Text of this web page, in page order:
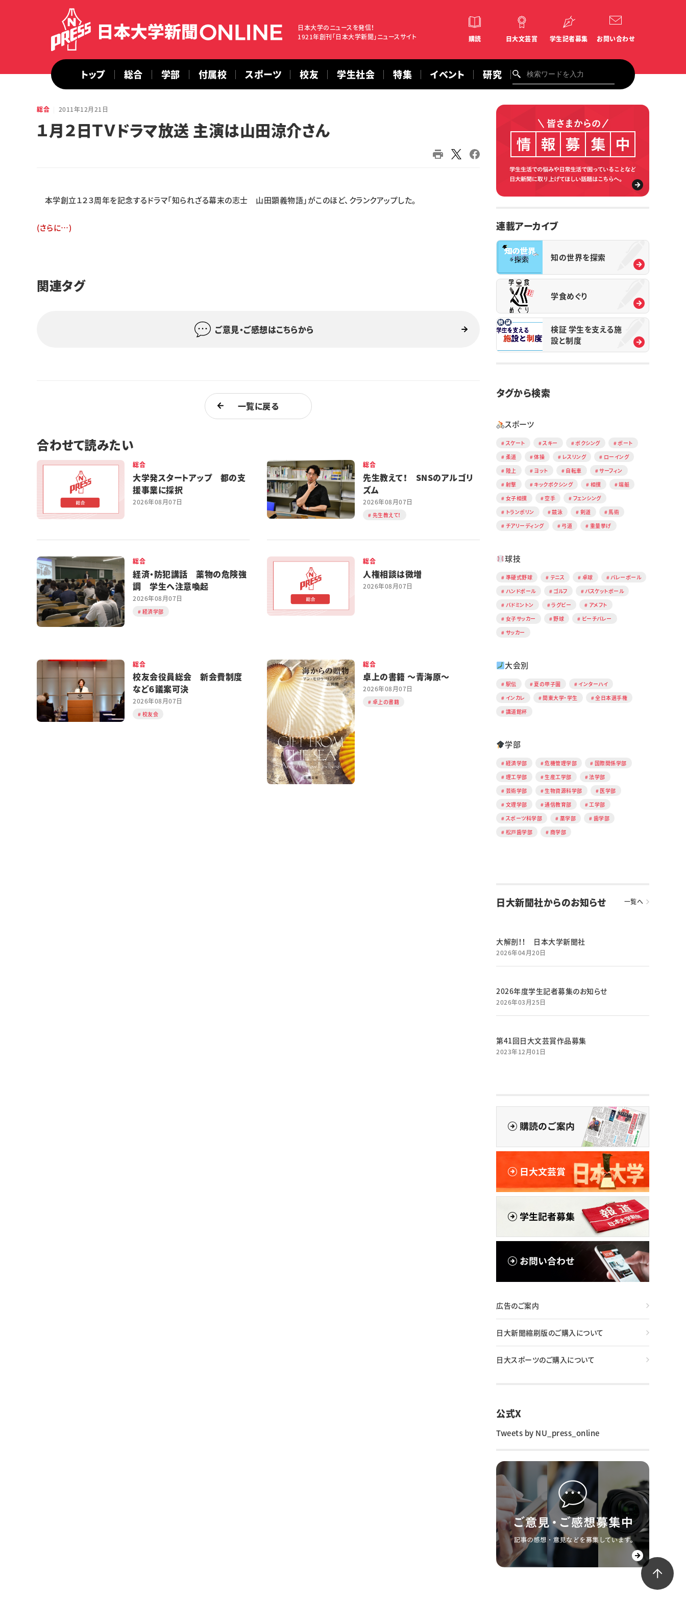
日本大学のニュースを発信！
1921年創刊「日本大学新聞」ニュースサイト
購読 日大文芸賞 学生記者募集 お問い合わせ
トップ 総合 学部 付属校 スポーツ 校友 学生社会 特集 イベント 研究
総合 2011年12月21日
１月２日ＴＶドラマ放送 主演は山田涼介さん
本学創立１２３周年を記念するドラマ「知られざる幕末の志士 山田顕義物語」がこのほど、クランクアップした。
(さらに…)
関連タグ
ご意見・ご感想はこちらから
一覧に戻る
合わせて読みたい
総合
大学発スタートアップ 都の支
援事業に採択
2026年08月07日
総合
先生教えて！ SNSのアルゴリ
ズム
2026年08月07日
先生教えて！
総合
経済・防犯講話 薬物の危険強
調 学生へ注意喚起
2026年08月07日
経済学部
総合
人権相談は微増
2026年08月07日
総合
校友会役員総会 新会費制度
など６議案可決
2026年08月07日
校友会
総合
卓上の書籍 ～青海原～
2026年08月07日
卓上の書籍
連載アーカイブ
知の世界を探索
学食めぐり
検証 学生を支える施
設と制度
タグから検索
スポーツ
スケート スキー ボクシング
ボート
柔道
体操 レスリング
ローイング
陸上
ヨット 自転車
サーフィン
射撃
キックボクシング 相撲
端艇
女子相撲
空手
フェンシング
トランポリン
競泳 剣道
馬術
チアリーディング
弓道 重量挙げ
球技
準硬式野球 テニス 卓球
バレーボール
ハンドボール
ゴルフ
バスケットボール
バドミントン
ラグビー
アメフト
女子サッカー
野球
ビーチバレー
サッカー
大会別
駅伝 夏の甲子園
インターハイ
インカレ
関東大学・学生
全日本選手権
講道館杯
学部
経済学部 危機管理学部
国際関係学部
理工学部
生産工学部
法学部
芸術学部
生物資源科学部
医学部
文理学部
通信教育部
工学部
スポーツ科学部
薬学部
歯学部
松戸歯学部
商学部
日大新聞社からのお知らせ 一覧へ
大解剖！！ 日本大学新聞社
2026年04月20日
2026年度学生記者募集のお知らせ
2026年03月25日
第41回日大文芸賞作品募集
2023年12月01日
広告のご案内
日大新聞縮刷版のご購入について
日大スポーツのご購入について
公式X
Tweets by NU_press_online